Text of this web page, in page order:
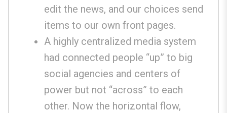
edit the news, and our choices send
items to our own front pages.
A highly centralized media system
had connected people “up” to big
social agencies and centers of
power but not “across” to each
other. Now the horizontal flow,